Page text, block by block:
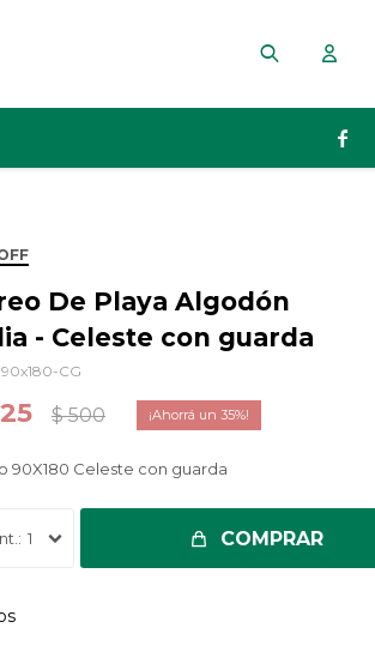

De Playa Algodón
- Celeste con guarda
CG
$ 500 35
90X180 Celeste con guarda
1 COMPRAR